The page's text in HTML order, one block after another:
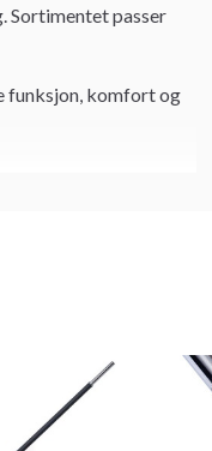
Sortimentet passer
funksjon, komfort og